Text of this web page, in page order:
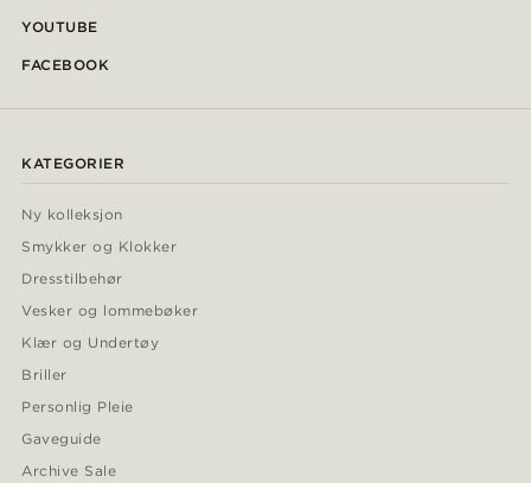
YOUTUBE
FACEBOOK
KATEGORIER
Ny kolleksjon
Smykker og Klokker
Dresstilbehør
Vesker og lommebøker
Klær og Undertøy
Briller
Personlig Pleie
Gaveguide
Archive Sale